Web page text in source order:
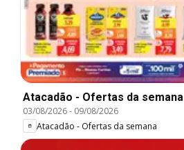
Atacadão - Ofertas da semana
03/08/2026- 09/08/2026
Atacadão - Ofertas da semana